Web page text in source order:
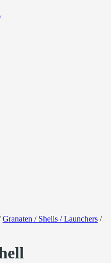
Granaten / Shells / Launchers /